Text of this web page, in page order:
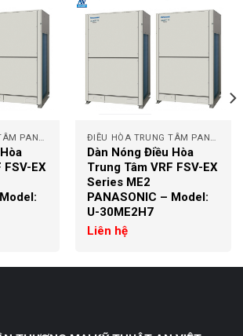
ĐIỀU HÒA TRUNG TÂM PANASONIC
FSV-EX
ĐIỀU HÒA TRUNG TÂM PANASONIC
Dàn Nóng Điều Hòa
Trung Tâm VRF FSV-EX
Series ME2
PANASONIC – Model:
U-30ME2H7
Liên hệ